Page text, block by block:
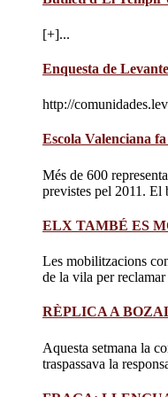
[+]...
Enquesta de
http://
Escola Valenciana
Més de 600
previstes pel 2011. El
ELX TAMBÉ ES
Les mobilitzacions
de la vila per
RÈPLICA A
Aquesta setmana la
traspassava la